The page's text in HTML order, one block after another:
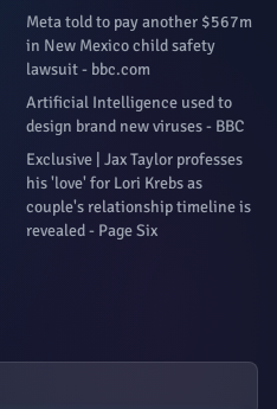
Meta told to pay another $567m
in New Mexico child safety
lawsuit - bbc.com
Artificial Intelligence used to
design brand new viruses - BBC
Exclusive | Jax Taylor professes
his 'love' for Lori Krebs as
couple's relationship timeline is
revealed - Page Six